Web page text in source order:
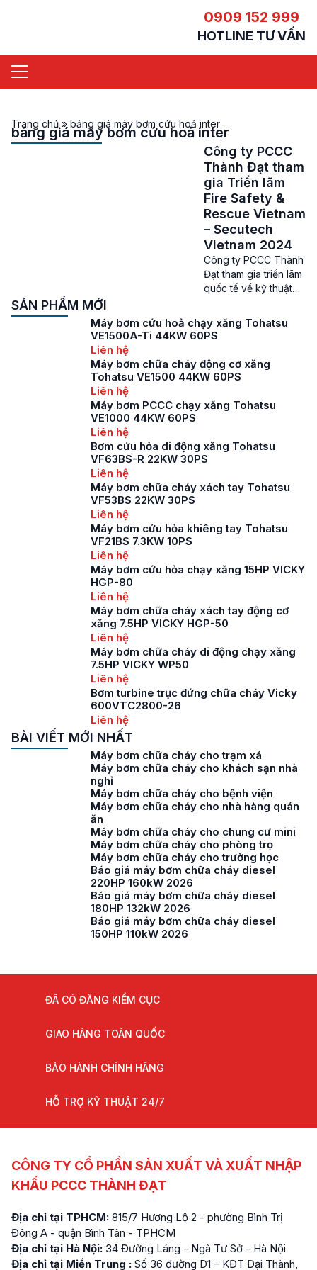
0909 152 999
HOTLINE TƯ VẤN
Trang chủ » bảng giá máy bơm cứu hoả inter
bảng giá máy bơm cứu hoả inter
Công ty PCCC
Thành Đạt tham
gia Triển lãm
Fire Safety &
Rescue Vietnam
– Secutech
Vietnam 2024
Công ty PCCC Thành
Đạt tham gia triển lãm
quốc tế về kỹ thuật
– CNCH năm 2024
Công ty PCCC Thành
14/08/2024, Triển lãm
Quốc tế về Kỹ thuật
Phòng cháy chữa
SẢN PHẨM MỚI
Máy bơm cứu hoả chạy xăng Tohatsu
VE1500A-Ti 44KW 60PS
Liên hệ
Máy bơm chữa cháy động cơ xăng
Tohatsu VE1500 44KW 60PS
Liên hệ
Máy bơm PCCC chạy xăng Tohatsu
VE1000 44KW 60PS
Liên hệ
Bơm cứu hỏa di động xăng Tohatsu
VF63BS-R 22KW 30PS
Liên hệ
Máy bơm chữa cháy xách tay Tohatsu
VF53BS 22KW 30PS
Liên hệ
Máy bơm cứu hỏa khiêng tay Tohatsu
VF21BS 7.3KW 10PS
Liên hệ
Máy bơm cứu hỏa chạy xăng 15HP VICKY
HGP-80
Liên hệ
Máy bơm chữa cháy xách tay động cơ
xăng 7.5HP VICKY HGP-50
Liên hệ
Máy bơm chữa cháy di động chạy xăng
7.5HP VICKY WP50
Liên hệ
Bơm turbine trục đứng chữa cháy Vicky
600VTC2800-26
Liên hệ
BÀI VIẾT MỚI NHẤT
Máy bơm chữa cháy cho trạm xá
Máy bơm chữa cháy cho khách sạn nhà
nghỉ
Máy bơm chữa cháy cho bệnh viện
Máy bơm chữa cháy cho nhà hàng quán
ăn
Máy bơm chữa cháy cho chung cư mini
Máy bơm chữa cháy cho phòng trọ
Máy bơm chữa cháy cho trường học
Báo giá máy bơm chữa cháy diesel
220HP 160kW 2026
Báo giá máy bơm chữa cháy diesel
180HP 132kW 2026
Báo giá máy bơm chữa cháy diesel
150HP 110kW 2026
ĐÃ CÓ ĐĂNG KIỂM CỤC
GIAO HÀNG TOÀN QUỐC
BẢO HÀNH CHÍNH HÃNG
HỖ TRỢ KỸ THUẬT 24/7
CÔNG TY CỔ PHẦN SẢN XUẤT VÀ XUẤT NHẬP
KHẨU PCCC THÀNH ĐẠT
Địa chỉ tại TPHCM: 815/7 Hương Lộ 2 - phường Bình Trị
Đông A - quận Bình Tân - TPHCM
Địa chỉ tại Hà Nội: 34 Đường Láng - Ngã Tư Sở - Hà Nội
Địa chỉ tại Miền Trung : Số 36 đường D1 – KĐT Đại Thành,